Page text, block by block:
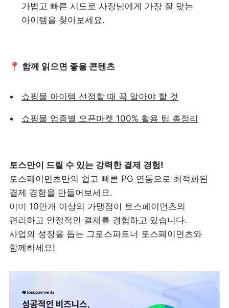
가볍고 빠른 시도로 사장님에게 가장 잘 맞는
아이템을 찾아보세요.
📍 함께 읽으면 좋을 콘텐츠
쇼핑몰 아이템 선정할 때 꼭 알아야 할 것
쇼핑몰 업종별 오픈마켓 100% 활용 팁 총정리
토스페이먼츠만의 쉽고 빠른 PG 연동으로 최적화된
결제 경험을 만들어보세요.
이미 10만개 이상의 가맹점이 토스페이먼츠의
편리하고 안정적인 결제를 경험하고 있습니다.
사업의 성장을 돕는 그로스파트너 토스페이먼츠와
함께하세요!